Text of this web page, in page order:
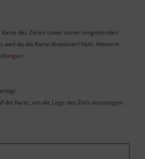
des Zieles sowie seiner umgebenden
weil du die Karte deaktiviert hast. Aktiviere
die Karte, um die Lage des Ziels anzuzeigen.